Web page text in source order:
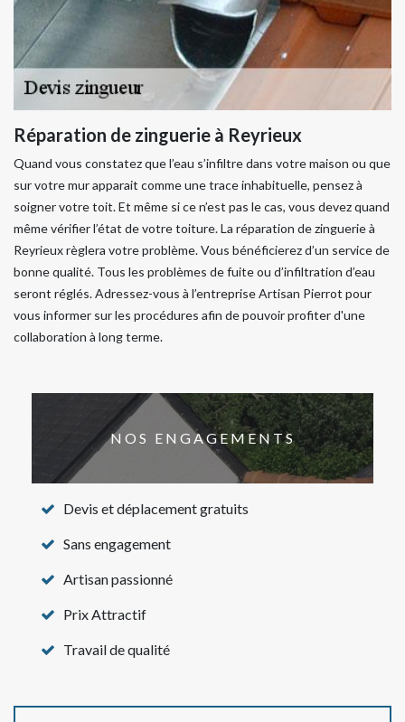
Réparation de zinguerie à Reyrieux
Quand vous constatez que l’eau s’infiltre dans votre maison ou que
sur votre mur apparait comme une trace inhabituelle, pensez à
soigner votre toit. Et même si ce n’est pas le cas, vous devez quand
même vérifier l’état de votre toiture. La réparation de zinguerie à
Reyrieux règlera votre problème. Vous bénéficierez d’un service de
bonne qualité. Tous les problèmes de fuite ou d’infiltration d’eau
seront réglés. Adressez-vous à l’entreprise Artisan Pierrot pour
vous informer sur les procédures afin de pouvoir profiter d'une
collaboration à long terme.
NOS ENGAGEMENTS
Devis et déplacement gratuits
Sans engagement
Artisan passionné
Prix Attractif
Travail de qualité